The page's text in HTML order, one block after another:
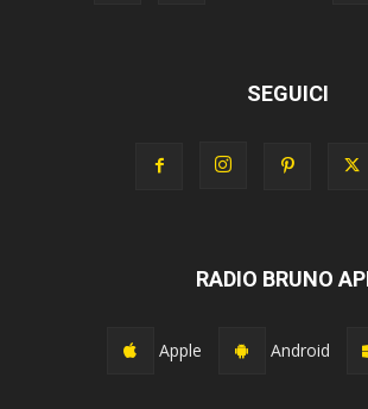
SEGUICI
RADIO BRUNO
Apple Android